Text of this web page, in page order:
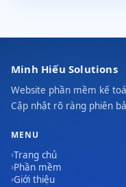
Minh Hiếu Solutions
Website phần mềm kế
Cập nhật rõ ràng phiên
MENU
Trang chủ
Phần mềm
Giới thiệu